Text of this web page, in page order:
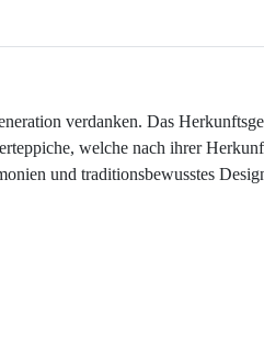
verdanken. Das
welche nach ihrer
und traditionsbewusstes